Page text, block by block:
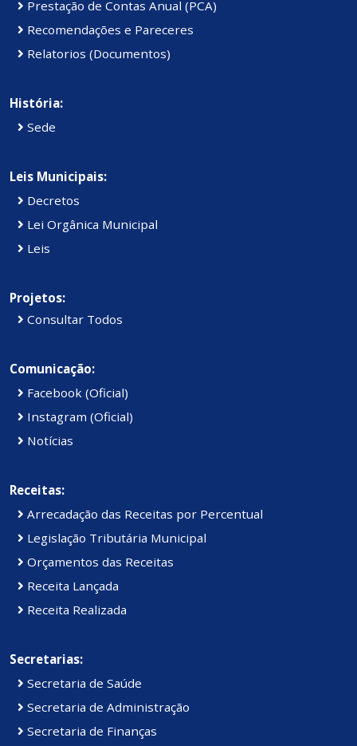
Prestação de Contas Anual (PCA)
Recomendações e Pareceres
Relatorios (Documentos)
História:
Sede
Leis Municipais:
Decretos
Lei Orgânica Municipal
Leis
Projetos:
Consultar Todos
Comunicação:
Facebook (Oficial)
Instagram (Oficial)
Notícias
Receitas:
Arrecadação das Receitas por Percentual
Legislação Tributária Municipal
Orçamentos das Receitas
Receita Lançada
Receita Realizada
Secretarias:
Secretaria de Saúde
Secretaria de Administração
Secretaria de Finanças